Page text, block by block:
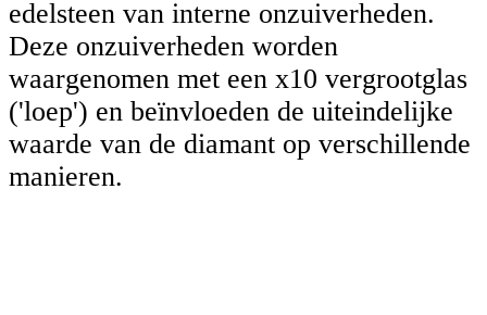
edelsteen van interne onzuiverheden.
Deze onzuiverheden worden
waargenomen met een x10 vergrootglas
('loep') en beïnvloeden de uiteindelijke
waarde van de diamant op verschillende
manieren.